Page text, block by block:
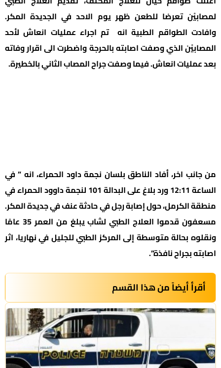
لمصابيْن تعرضا للطعن ظهر يوم الاحد في الجديدة المكر.
وافادت الطواقم الطبية انه تم اجراء عمليات انعاش لأحد
المصابيْن الذي وصفت اصابته بالحرجة واضطرت الى اقرار وفاته
بعد عمليات انعاش. فيما وصفت جراح المصاب الثاني بالخطيرة.
من جانب اخر، أفاد الناطق بلسان نجمة داود الحمراء، انه ” في
الساعة 12:11 ورد بلاغ على البدالة 101 لنجمة داوود الحمراء في
منطقة الكرمل، حول إصابة رجل في حادثة عنف في جديدة المكر.
مسعفون قدموا العلاج الطبي لشاب يبلغ من العمر 35 عامًا
ونقلوه بحالة متوسطة إلى المركز الطبي للجليل في نهاريا، اثر
اصابته بجراح نافذة”.
أقرأ أيضاً من هذا القسم